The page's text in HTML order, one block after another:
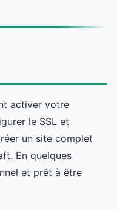
activer votre
le SSL et
un site complet
En quelques
et prêt à être